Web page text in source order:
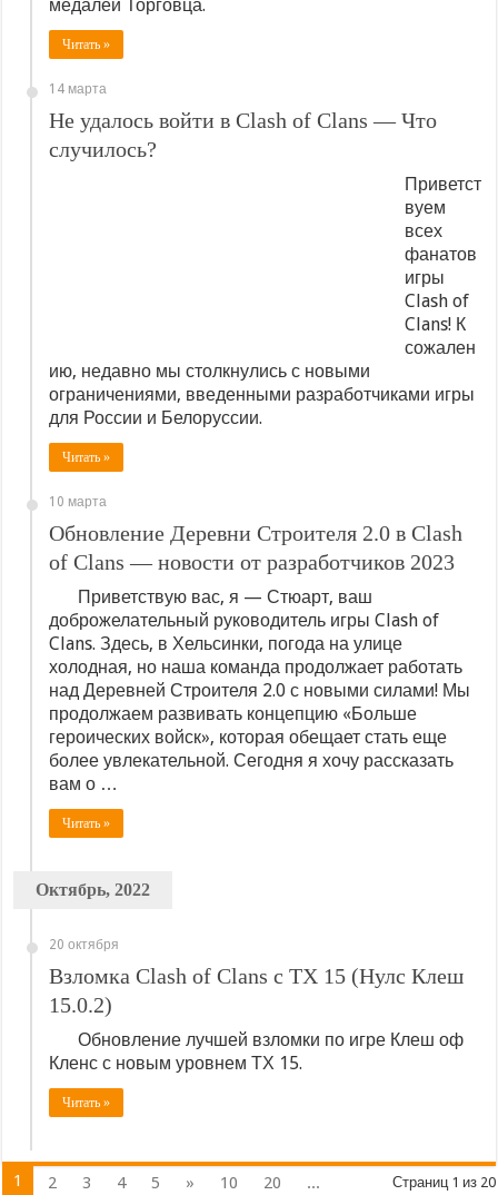
медалей Торговца.
Читать »
14 марта
Не удалось войти в Clash of Clans — Что
случилось?
Приветст
вуем
всех
фанатов
игры
Clash of
Clans! К
сожален
ию, недавно мы столкнулись с новыми
ограничениями, введенными разработчиками игры
для России и Белоруссии.
Читать »
10 марта
Обновление Деревни Строителя 2.0 в Clash
of Clans — новости от разработчиков 2023
Приветствую вас, я — Стюарт, ваш
доброжелательный руководитель игры Clash of
Clans. Здесь, в Хельсинки, погода на улице
холодная, но наша команда продолжает работать
над Деревней Строителя 2.0 с новыми силами! Мы
продолжаем развивать концепцию «Больше
героических войск», которая обещает стать еще
более увлекательной. Сегодня я хочу рассказать
вам о …
Читать »
Октябрь, 2022
20 октября
Взломка Clash of Clans с ТХ 15 (Нулс Клеш
15.0.2)
Обновление лучшей взломки по игре Клеш оф
Кленс с новым уровнем ТХ 15.
Читать »
Страниц 1 из 20
1 2 3 4 5 » 10 20
...